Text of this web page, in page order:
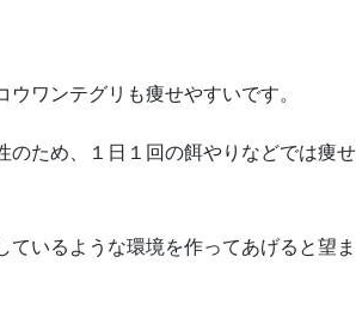
ワンテグリも痩せやすいです。
ため、１日１回の餌やりなどでは痩
いるような環境を作ってあげると望